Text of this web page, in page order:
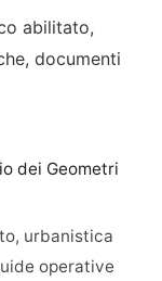
abilitato,
documenti
dei Geometri
urbanistica
operative